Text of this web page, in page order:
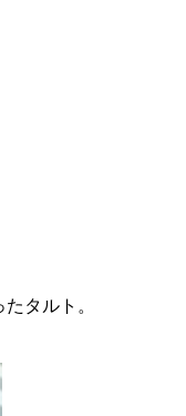
タルト。